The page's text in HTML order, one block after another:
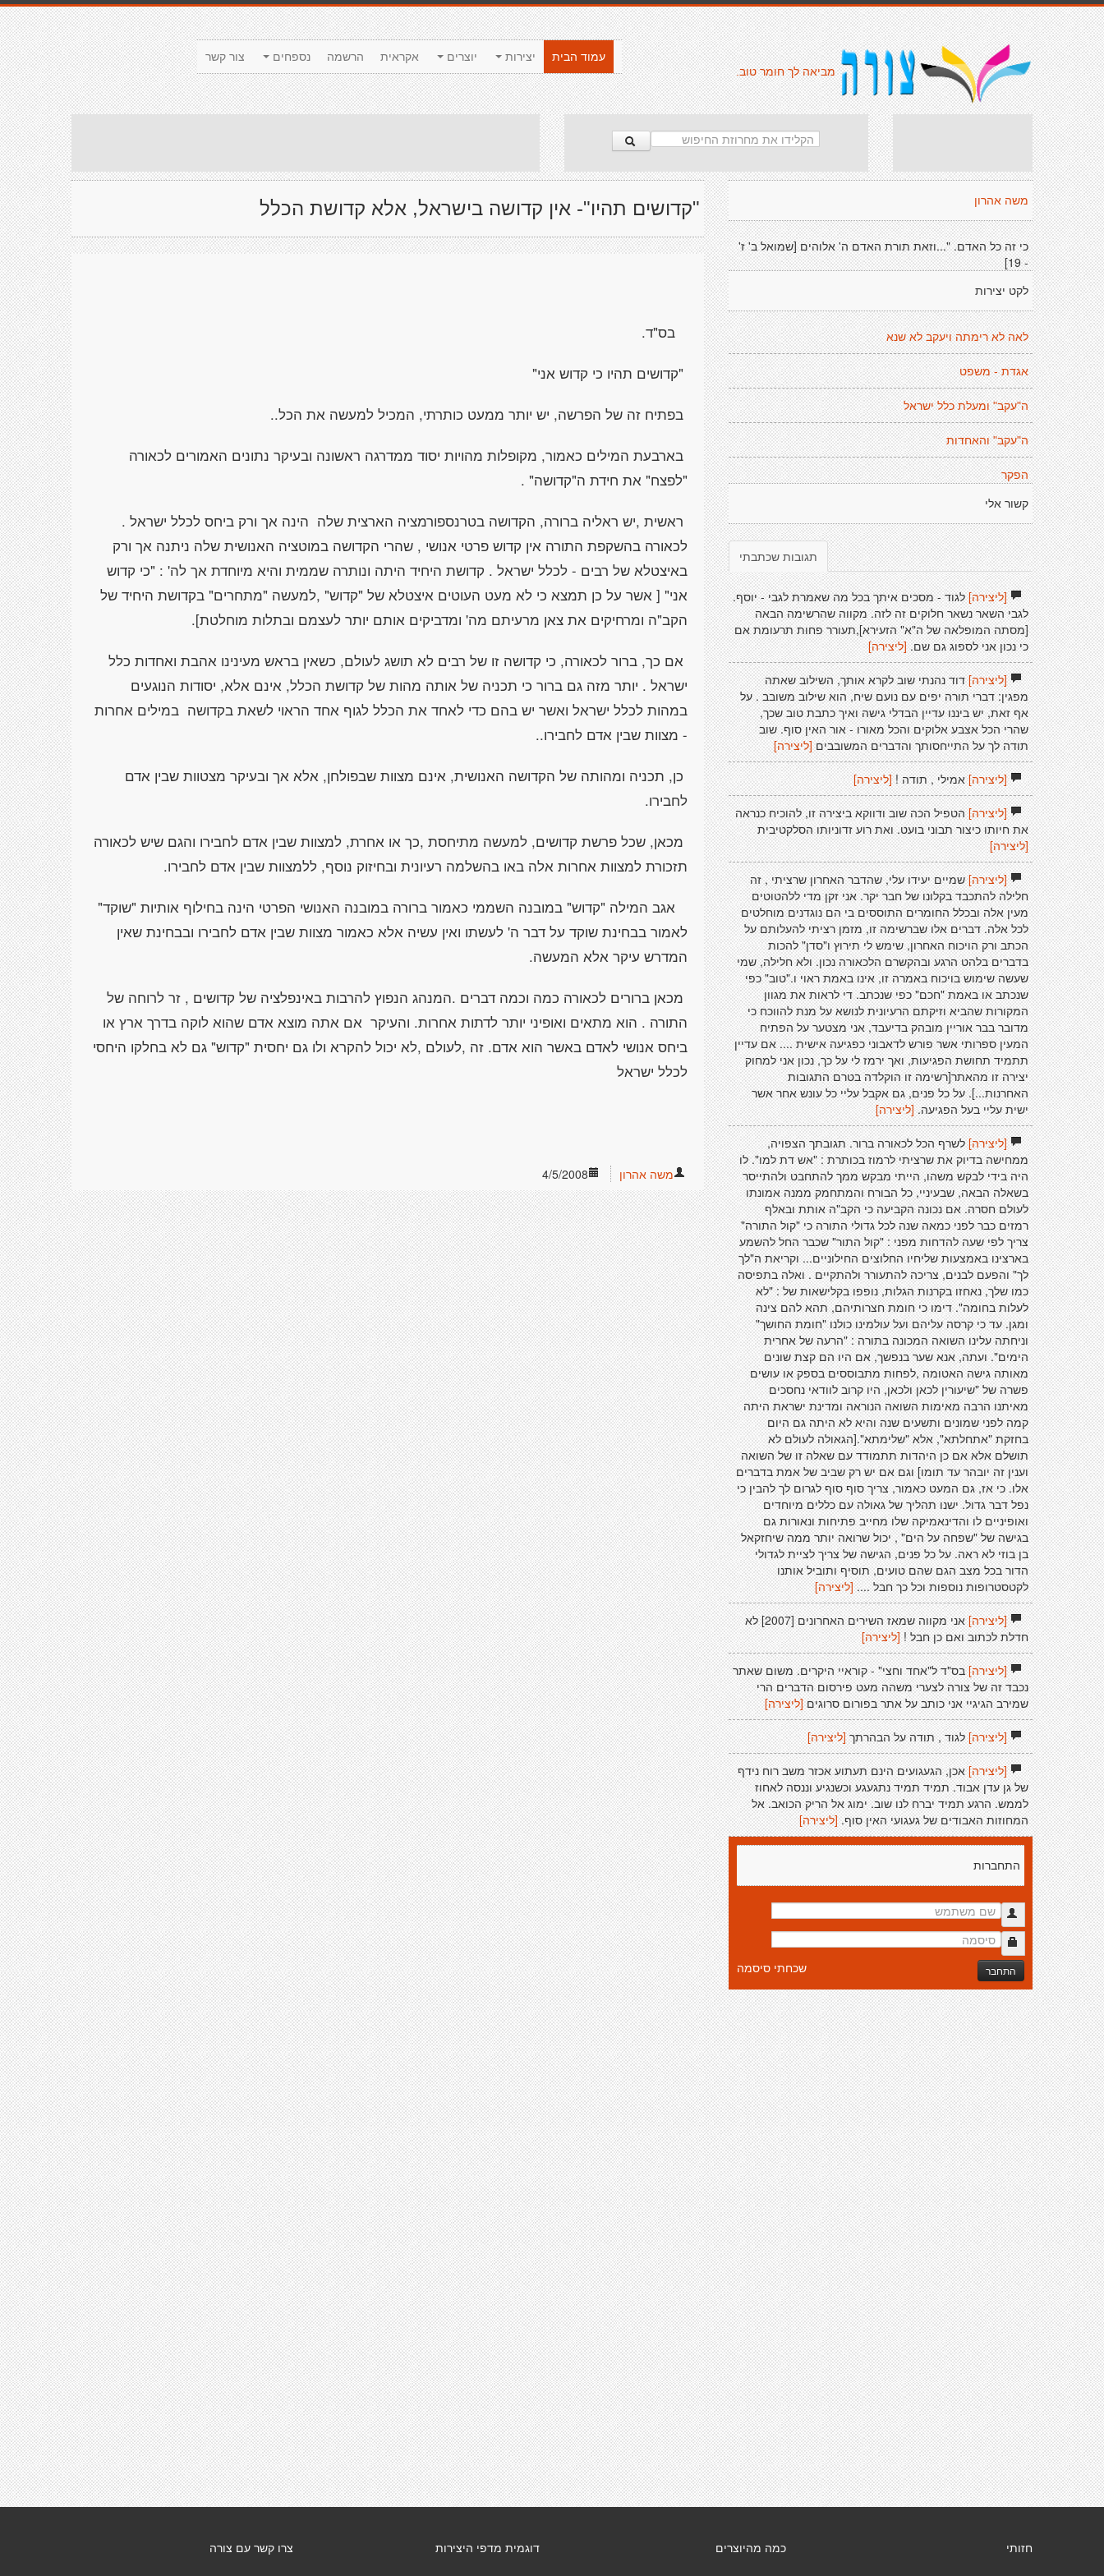
צור קשר נספחים הרשמה אקראית יוצרים יצירות
עמוד הבית
מביאה לך חומר טוב.
"קדושים תהיו"- אין קדושה בישראל, אלא קדושת הכלל
בס"ד.
"קדושים תהיו כי קדוש אני"
בפתיח זה של הפרשה, יש יותר ממעט כותרתי, המכיל למעשה את הכל..
בארבעת המילים כאמור, מקופלות מהויות יסוד ממדרגה ראשונה ובעיקר נתונים האמורים לכאורה
"לפצח" את חידת ה"קדושה" .
ראשית ,יש ראליה ברורה, הקדושה בטרנספורמציה הארצית שלה הינה אך ורק ביחס לכלל ישראל .
לכאורה בהשקפת התורה אין קדוש פרטי אנושי , שהרי הקדושה במוטציה האנושית שלה ניתנה אך ורק
באיצטלא של רבים - לכלל ישראל . קדושת היחיד היתה ונותרה שממית והיא מיוחדת אך לה' : "כי קדוש
אני" [ אשר על כן תמצא כי לא מעט העוטים איצטלא של "קדוש" ,למעשה "מתחרים" בקדושת היחיד של
הקב"ה ומרחיקים את צאן מרעיתם מה' ומדביקים אותם יותר לעצמם ובתלות מוחלטת].
אם כך, ברור לכאורה, כי קדושה זו של רבים לא תושג לעולם, כשאין בראש מעינינו אהבת ואחדות כלל
ישראל . יותר מזה גם ברור כי תכניה של אותה מהות של קדושת הכלל, אינם אלא, יסודות הנוגעים
במהות לכלל ישראל ואשר יש בהם כדי לאחד את הכלל לגוף אחד הראוי לשאת בקדושה במילים אחרות
- מצוות שבין אדם לחבירו..
כן, תכניה ומהותה של הקדושה האנושית, אינם מצוות שבפולחן, אלא אך ובעיקר מצטוות שבין אדם
לחבירו.
מכאן, שכל פרשת קדושים, למעשה מתיחסת ,כך או אחרת, למצוות שבין אדם לחבירו והגם שיש לכאורה
תזכורת למצוות אחרות אלה באו בהשלמה רעיונית ובחיזוק נוסף, ללמצוות שבין אדם לחבירו.
אגב המילה "קדוש" במובנה השממי כאמור ברורה במובנה האנושי הפרטי הינה בחילוף אותיות "שוקד"
לאמור בבחינת שוקד על דבר ה' לעשתו ואין עשיה אלא כאמור מצוות שבין אדם לחבירו ובבחינת שאין
המדרש עיקר אלא המעשה.
מכאן ברורים לכאורה כמה וכמה דברים .המנהג הנפוץ להרבות באינפלציה של קדושים , זר לרוחה של
התורה . הוא מתאים ואופיני יותר לדתות אחרות. והעיקר אם אתה מוצא אדם שהוא לוקה בדרך ארץ או
ביחס אנושי לאדם באשר הוא אדם. זה ,לעולם ,לא יכול להקרא ולו גם יחסית "קדוש" גם לא בחלקו היחסי
לכלל ישראל
4/5/2008 משה אהרון
משה אהרון
כי זה כל האדם. "...וזאת תורת האדם ה' אלוהים [שמואל ב' ז'
- 19]
לקט יצירות
לאה לא רימתה ויעקב לא שנא
אגדת - משפט
ה"עקב" ומעלת כלל ישראל
ה"עקב" והאחדות
הפקר
קשור אלי
תגובות שכתבתי
[ליצירה]לגוד - מסכים איתך בכל מה שאמרת לגבי - יוסף.
לגבי השאר נשאר חלוקים זה לזה. מקווה שהרשימה הבאה
[מסתה המופלאה של ה"א" הזעירא],תעורר פחות תרעומת אם
כי נכון אני לספוג גם שם. [ליצירה]
[ליצירה]דוד נהנתי שוב לקרא אותך, השילוב שאתה
מפגין: דברי תורה יפים עם נועם שיח, הוא שילוב משובב . על
אף זאת, יש ביננו עדיין הבדלי גישה ואיך כתבת טוב שכך,
שהרי הכל אצבע אלוקים והכל מאורו - אור האין סוף. שוב
תודה לך על התייחסותך והדברים המשובבים[ליצירה]
[ליצירה]אמילי , תודה ! [ליצירה]
[ליצירה]הטפיל הכה שוב ודווקא ביצירה זו, להוכיח כנראה
את חיותו כיצור תבוני בועט. ואת רוע זדוניותו הסלקטיבית
[ליצירה]
[ליצירה]שמיים יעידו עלי, שהדבר האחרון שרציתי , זה
חלילה להתכבד בקלונו של חבר יקר. אני זקן מדי ללהטוטים
מעין אלה ובכלל החומרים התוססים בי הם נוגדנים מוחלטים
לכל אלה. דברים אלו שברשימה זו, מזמן רציתי להעלותם על
הכתב ורק הויכוח האחרון, שימש לי תירוץ ו"סדן" להכות
בדברים בלהט הרגע ובהקשרם הלכאורה נכון. ולא חלילה, שמי
שעשה שימוש בויכוח באמרה זו, אינו באמת ראוי ו."טוב" כפי
שנכתב או באמת "חכם" כפי שנכתב. די לראות את מגוון
המקורות שהביא וזיקתם הרעיונית לנושא על מנת להווכח כי
מדובר בבר אוריין מובהק בדיעבד, אני מצטער על הפתיח
המעין ספרותי אשר פורש לדאבוני כפגיעה אישית .... אם עדיין
תתמיד תחושת הפגיעות, ואך ירמז לי על כך, נכון אני למחוק
יצירה זו מהאתר[רשימה זו הוקלדה בטרם התגובות
האחרנות...]. על כל פנים, גם אקבל עליי כל עונש אחר אשר
ישית עליי בעל הפגיעה. [ליצירה]
[ליצירה]לשרף הכל לכאורה ברור. תגובתך הצפויה,
ממחישה בדיוק את שרציתי לרמוז בכותרת : "אש דת למו". לו
היה בידי לבקש משהו, הייתי מבקש ממך להתחבט ולהתייסר
בשאלה הבאה, שבעיניי, כל הבורח והמתחמק ממנה אמונתו
לעולם חסרה. אם נכונה הקביעה כי הקב"ה אותת ובאלף
רמזים כבר לפני כמאה שנה לכל גדולי התורה כי "קול התורה"
צריך לפי שעה להדחות מפני : "קול התור" שכבר החל להשמע
בארצינו באמצעות שליחיו החלוצים החילוניים... וקריאת ה"לך
לך" והפעם לבנים, צריכה להתעורר ולהתקיים . ואלה בתפיסה
כמו שלך, נאחזו בקרנות הגלות, נופפו בקלישאות של : "לא
לעלות בחומה". דימו כי חומת חצרותיהם, תהא להם צינה
ומגן. עד כי קרסה עליהם ועל עולמינו כולנו "חומת החושך"
וניחתה עלינו השואה המכונה בתורה : "הרעה של אחרית
הימים". ועתה, אנא שער בנפשך, אם היו הם קצת שונים
מאותה גישה האטומה ,לפחות מתבוססים בספק או עושים
פשרה של "שיעורין לכאן ולכאן, היו קרוב לוודאי נחסכים
מאיתנו הרבה מאימות השואה הנוראה ומדינת ישראת היתה
קמה לפני שמונים ותשעים שנה והיא לא היתה גם היום
בחזקת "אתחלתא", אלא "שלימתא".[הגאולה לעולם לא
תושלם אלא אם כן היהדות תתמודד עם שאלה זו של השואה
וענין זה יובהר עד תומו] וגם אם יש רק שביב של אמת בדברים
אלו. כי אז, גם המעט כאמור, צריך סוף סוף לגרום לך להבין כי
נפל דבר גדול. ישנו תהליך של גאולה עם כללים מיוחדים
ואופיניים לו והדינאמיקה שלו מחייב פתיחות ונאורות גם
בגישה של "שפחה על הים" , יכול שרואה יותר ממה שיחזקאל
בן בוזי לא ראה. על כל פנים, הגישה של צריך לציית לגדולי
הדור בכל מצב הגם שהם טועים, תוסיף ותוביל אותנו
לקטסטרופות נוספות וכל כך חבל .... [ליצירה]
[ליצירה]
אני מקווה שמאז השירים האחרונים [2007] לא
חדלת לכתוב ואם כן חבל ![ליצירה]
[ליצירה]בס"ד ל"אחד וחצי" - קוראיי היקרים. משום שאתר
נכבד זה של צורה לצערי משהה מעט פירסום הדברים הרי
שמירב הגיגיי אני כותב על אתר בפורום סרוגים[ליצירה]
[ליצירה]לגוד , תודה על הבהרתך [ליצירה]
[ליצירה]אכן, הגעגועים הינם תעתוע אכזר משב רוח נידף
של גן עדן אבוד. תמיד תמיד נתגעגע וכשנגיע וננסה לאחוז
לממש. הרגע תמיד יברח לנו שוב. ימוג אל הריק הכואב. אל
המחוזות האבודים של געגועי האין סוף. [ליצירה]
התחברות
התחבר שכחתי סיסמה
צרו קשר עם צורה דוגמית מדפי היצירות כמה מהיוצרים חזותי